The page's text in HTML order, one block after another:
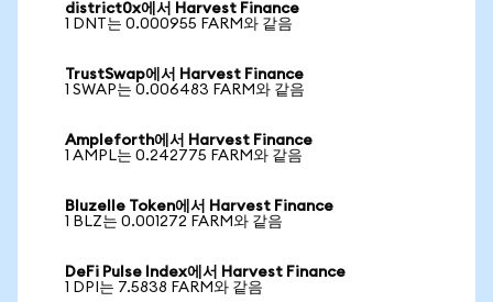
district0x에서 Harvest Finance
1 DNT는 0.000955 FARM와 같음
TrustSwap에서 Harvest Finance
1 SWAP는 0.006483 FARM와 같음
Ampleforth에서 Harvest Finance
1 AMPL는 0.242775 FARM와 같음
Bluzelle Token에서 Harvest Finance
1 BLZ는 0.001272 FARM와 같음
DeFi Pulse Index에서 Harvest Finance
1 DPI는 7.5838 FARM와 같음